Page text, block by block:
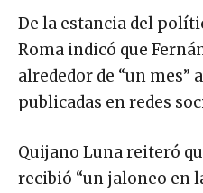
De la estancia del
Roma indicó que
alrededor de “un
publicadas en redes
Quijano Luna reiteró
recibió “un jaloneo en